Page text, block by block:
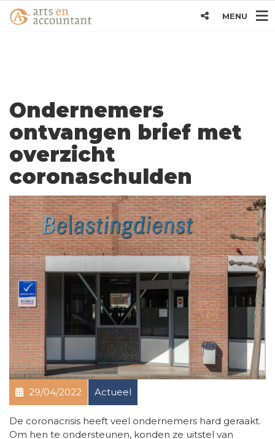
MENU
Ondernemers
ontvangen brief met
overzicht
coronaschulden
29/04/2022 Actueel
De coronacrisis heeft veel ondernemers hard geraakt.
Om hen te ondersteunen, konden ze uitstel van